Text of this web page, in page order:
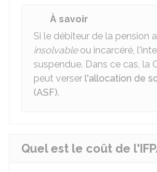
À savoir
Si le débiteur de la pension
insolvableou incarcéré,
suspendue. Dans ce cas, la
peut verser l'allocation de
(ASF).
Quel est le coût de